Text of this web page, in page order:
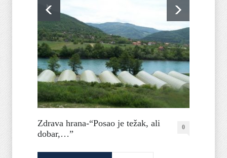
Zdrava hrana-“Posao je težak, ali
dobar,…”
0